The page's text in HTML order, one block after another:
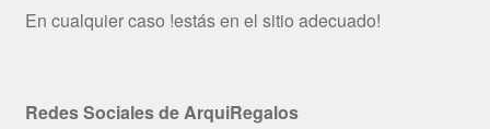
En cualquier caso !estás en el sitio adecuado!
Redes Sociales de ArquiRegalos